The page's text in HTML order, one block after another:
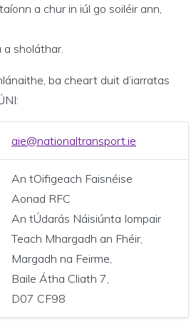
a chur in iúl go soiléir ann,
sholáthar.
ba cheart duit d’iarratas
aie@nationaltransport.ie
An tOifigeach Faisnéise
Aonad RFC
An tÚdarás Náisiúnta Iompair
Teach Mhargadh an Fhéir,
Margadh na Feirme,
Baile Átha Cliath 7,
D07 CF98